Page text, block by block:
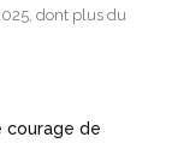
dont plus du
courage de